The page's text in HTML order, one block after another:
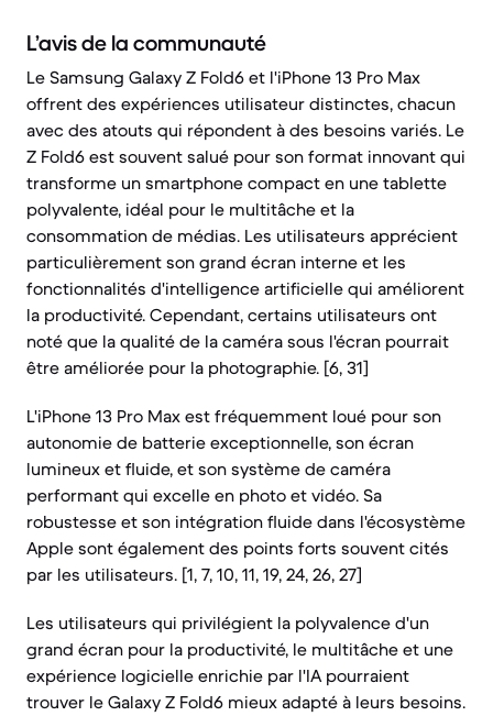
L’avis de la communauté
Le Samsung Galaxy Z Fold6 et l'iPhone 13 Pro Max
offrent des expériences utilisateur distinctes, chacun
avec des atouts qui répondent à des besoins variés. Le
Z Fold6 est souvent salué pour son format innovant qui
transforme un smartphone compact en une tablette
polyvalente, idéal pour le multitâche et la
consommation de médias. Les utilisateurs apprécient
particulièrement son grand écran interne et les
fonctionnalités d'intelligence artificielle qui améliorent
la productivité. Cependant, certains utilisateurs ont
noté que la qualité de la caméra sous l'écran pourrait
être améliorée pour la photographie. [6, 31]
L'iPhone 13 Pro Max est fréquemment loué pour son
autonomie de batterie exceptionnelle, son écran
lumineux et fluide, et son système de caméra
performant qui excelle en photo et vidéo. Sa
robustesse et son intégration fluide dans l'écosystème
Apple sont également des points forts souvent cités
par les utilisateurs. [1, 7, 10, 11, 19, 24, 26, 27]
Les utilisateurs qui privilégient la polyvalence d'un
grand écran pour la productivité, le multitâche et une
expérience logicielle enrichie par l'IA pourraient
trouver le Galaxy Z Fold6 mieux adapté à leurs besoins.